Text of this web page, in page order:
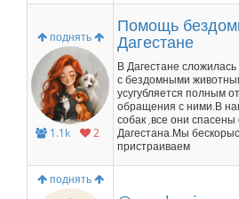
поднять
1.1k 2
Помощь
Дагестане
В Дагестане
с бездомными
усугубляется полным
обращения с ними.В
собак ,все они спасены
Дагестана.Мы
пристраиваем
поднять